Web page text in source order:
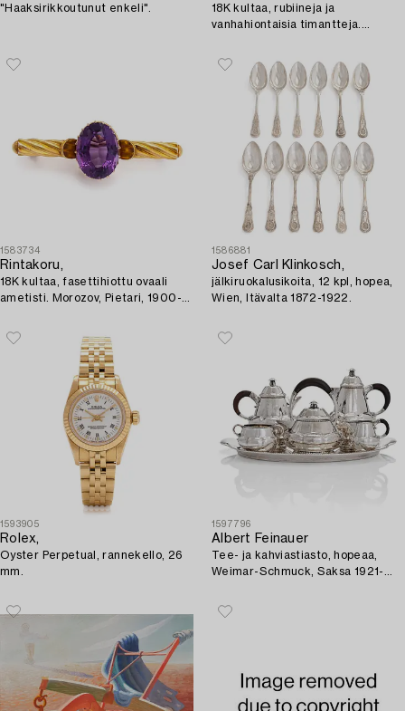
"Haaksirikkoutunut enkeli".
18K kultaa, rubiineja ja
vanhahiontaisia timantteja.
1583734
Rintakoru,
18K kultaa, fasettihiottu ovaali
ametisti. Morozov, Pietari, 1900-
rasiassa.
1586881
Josef Carl Klinkosch,
jälkiruokalusikoita, 12 kpl, hopea,
Wien, Itävalta 1872-1922.
1593905
Rolex,
Oyster Perpetual, rannekello, 26
mm.
1597796
Albert Feinauer
Tee- ja kahviastiasto, hopeaa,
Weimar-Schmuck, Saksa 1921-